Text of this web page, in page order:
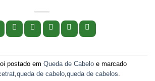
postado em Queda de Cabelo e marcado
,queda de cabelo,queda de cabelos.